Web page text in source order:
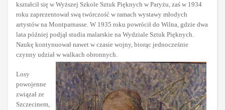
kształcił się w Wyższej Szkole Sztuk Pięknych w Paryżu, zaś w 1934
roku zaprezentował swą twórczość w ramach wystawy młodych
artystów na Montparnasse. W 1935 roku powrócił do Wilna, gdzie dwa
lata później podjął studia malarskie na Wydziale Sztuk Pięknych.
Naukę kontynuował nawet w czasie wojny, biorąc jednocześnie
czynny udział w walkach obronnych.
Losy
powojenne
związał ze
Szczecinem,